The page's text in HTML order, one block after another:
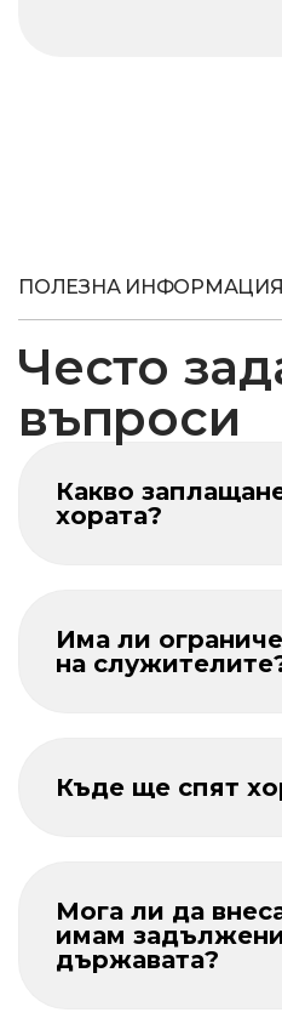
ПОЛЕЗНА ИНФОРМАЦИЯ
Често
въпроси
Какво
хората?
Има ли
на
Къде ще спят
Мога ли да
имам
държавата?